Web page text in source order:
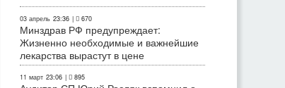
03 апрель 23:36 | 670
Минздрав РФ предупреждает:
Жизненно необходимые и важнейшие
лекарства вырастут в цене
11 март 23:06 | 895